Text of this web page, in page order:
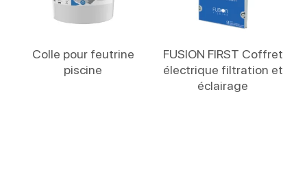
Colle pour feutrine
piscine
FUSION FIRST Coffret
électrique filtration et
éclairage